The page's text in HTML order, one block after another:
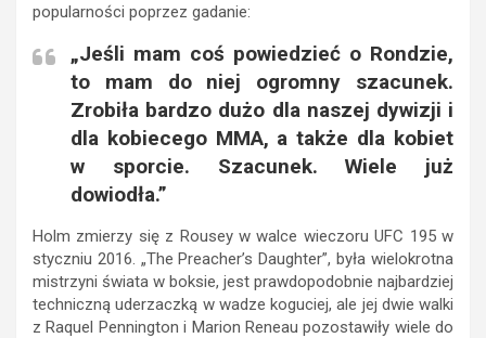
popularności poprzez gadanie:
„Jeśli mam coś powiedzieć o Rondzie,
to mam do niej ogromny szacunek.
Zrobiła bardzo dużo dla naszej dywizji i
dla kobiecego MMA, a także dla kobiet
w sporcie. Szacunek. Wiele już
dowiodła.”
Holm zmierzy się z Rousey w walce wieczoru UFC 195 w
styczniu 2016. „The Preacher’s Daughter”, była wielokrotna
mistrzyni świata w boksie, jest prawdopodobnie najbardziej
techniczną uderzaczką w wadze koguciej, ale jej dwie walki
z Raquel Pennington i Marion Reneau pozostawiły wiele do